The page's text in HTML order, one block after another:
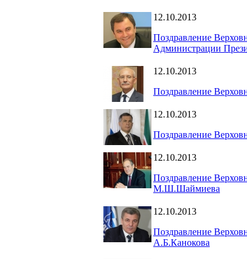
12.10.2013
Поздравление
Администрации
12.10.2013
Поздравление
12.10.2013
Поздравление
12.10.2013
Поздравление
М.Ш.Шаймиева
12.10.2013
Поздравление
А.Б.Канокова